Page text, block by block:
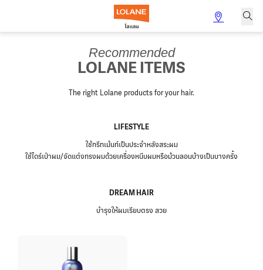
Recommended
LOLANE ITEMS
The right Lolane products for your hair.
LIFESTYLE
ใช้ทรีทเม้นท์เป็นประจำหลังสระผม
ใช้ไดร์เป่าผม/จัดแต่งทรงผมด้วยเครื่องหนีบผมหรือม้วนลอนบ้างเป็นบางครั้ง
DREAM HAIR
บำรุงให้ผมเรียบตรง สวย